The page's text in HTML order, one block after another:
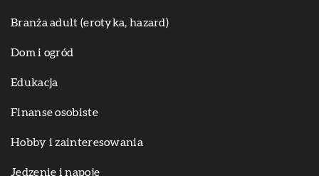
Branża adult (erotyka, hazard)
Dom i ogród
Edukacja
Finanse osobiste
Hobby i zainteresowania
Jedzenie i napoje